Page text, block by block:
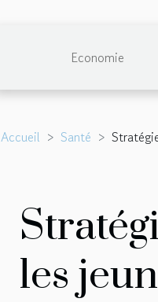
Economie
Accueil Santé
les